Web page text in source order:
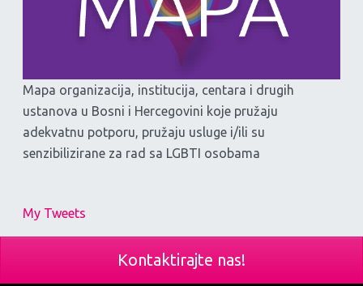
Mapa organizacija, institucija, centara i drugih
ustanova u Bosni i Hercegovini koje pružaju
adekvatnu potporu, pružaju usluge i/ili su
senzibilizirane za rad sa LGBTI osobama
My Tweets
Kontaktirajte nas!